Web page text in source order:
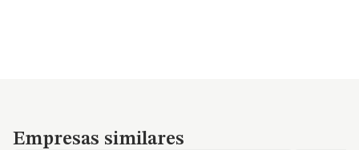
Empresas similares
Empresas similares